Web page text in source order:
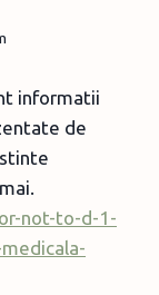
informatii
de
not-to-d-1-